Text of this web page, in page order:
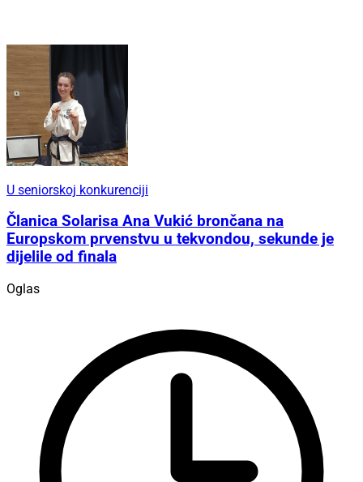
U seniorskoj konkurenciji
Članica Solarisa Ana Vukić brončana na
Europskom prvenstvu u tekvondou, sekunde je
dijelile od finala
Oglas